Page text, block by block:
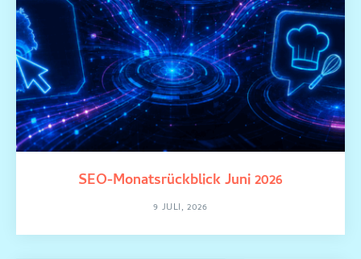
SEO-Monatsrückblick Juni 2026
9 JULI, 2026